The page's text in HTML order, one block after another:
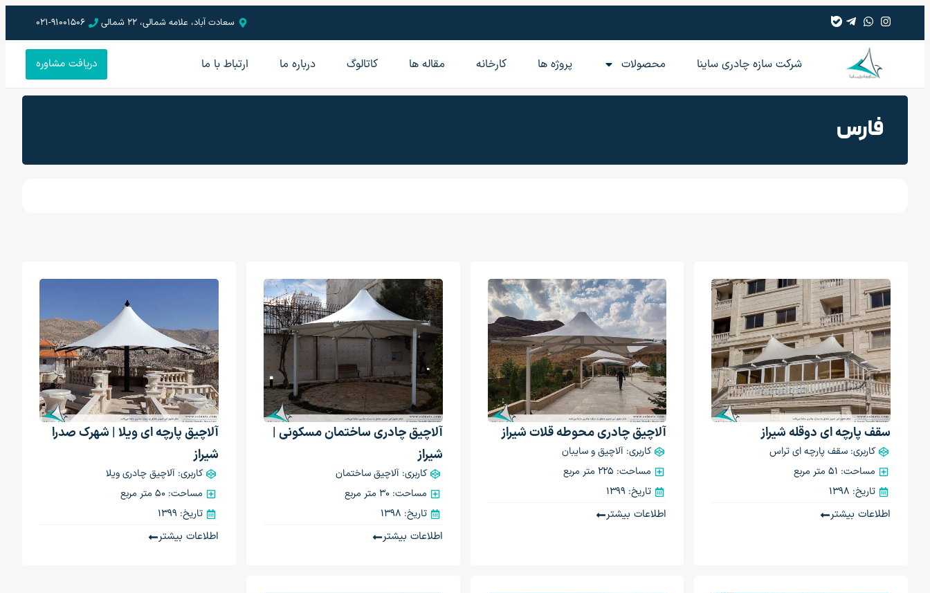
سعادت آباد، علامه شمالی، 22 شمالی 021-91001506
شرکت سازه چادری ساینا محصولات پروژه ها کارخانه مقاله‌ ها کاتالوگ درباره ما ارتباط با ما دریافت مشاوره
فارس
سقف پارچه ای دوقله شیراز
کاربری: سقف پارچه ای تراس
مساحت: 51 متر مربع
تاریخ: 1398
اطلاعات بیشتر
آلاچیق چادری محوطه قلات شیراز
کاربری: آلاچیق و سایبان
مساحت: 225 متر مربع
تاریخ: 1399
اطلاعات بیشتر
آلاچیق چادری ساختمان مسکونی |
شیراز
کاربری: آلاچیق ساختمان
مساحت: 30 متر مربع
تاریخ: 1398
اطلاعات بیشتر
آلاچیق پارچه ای ویلا | شهرک صدرا
شیراز
کاربری: آلاچیق چادری ویلا
مساحت: 50 متر مربع
تاریخ: 1399
اطلاعات بیشتر